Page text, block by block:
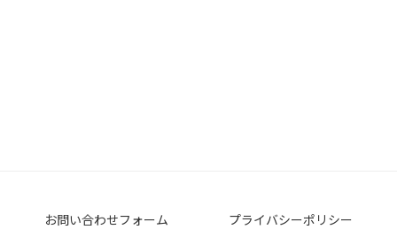
お問い合わせフォーム プライバシーポリシー